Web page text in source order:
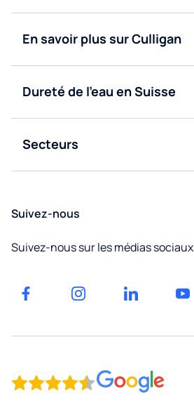
à eau
réseau
Fontaines
bonbonne
Fontaines
bonbonne
Fontaines
réseau
En savoir plus sur Culligan
Blog
Nous
contacter
Obtenir
devis
Dureté de l’eau en Suisse
Valais
Vaud
Genève
Secteurs
Bureaux
Facilities
Gyms
Suivez-nous
Suivez-nous sur les médias sociaux